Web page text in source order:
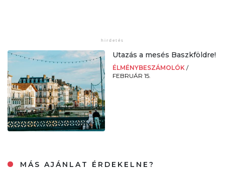
Utazás a mesés Baszkföldre!
ÉLMÉNYBESZÁMOLÓK /
FEBRUÁR 15.
MÁS AJÁNLAT ÉRDEKELNE?